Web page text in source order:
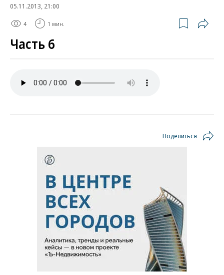
05.11.2013, 21:00
4 1 мин.
Часть 6
Поделиться